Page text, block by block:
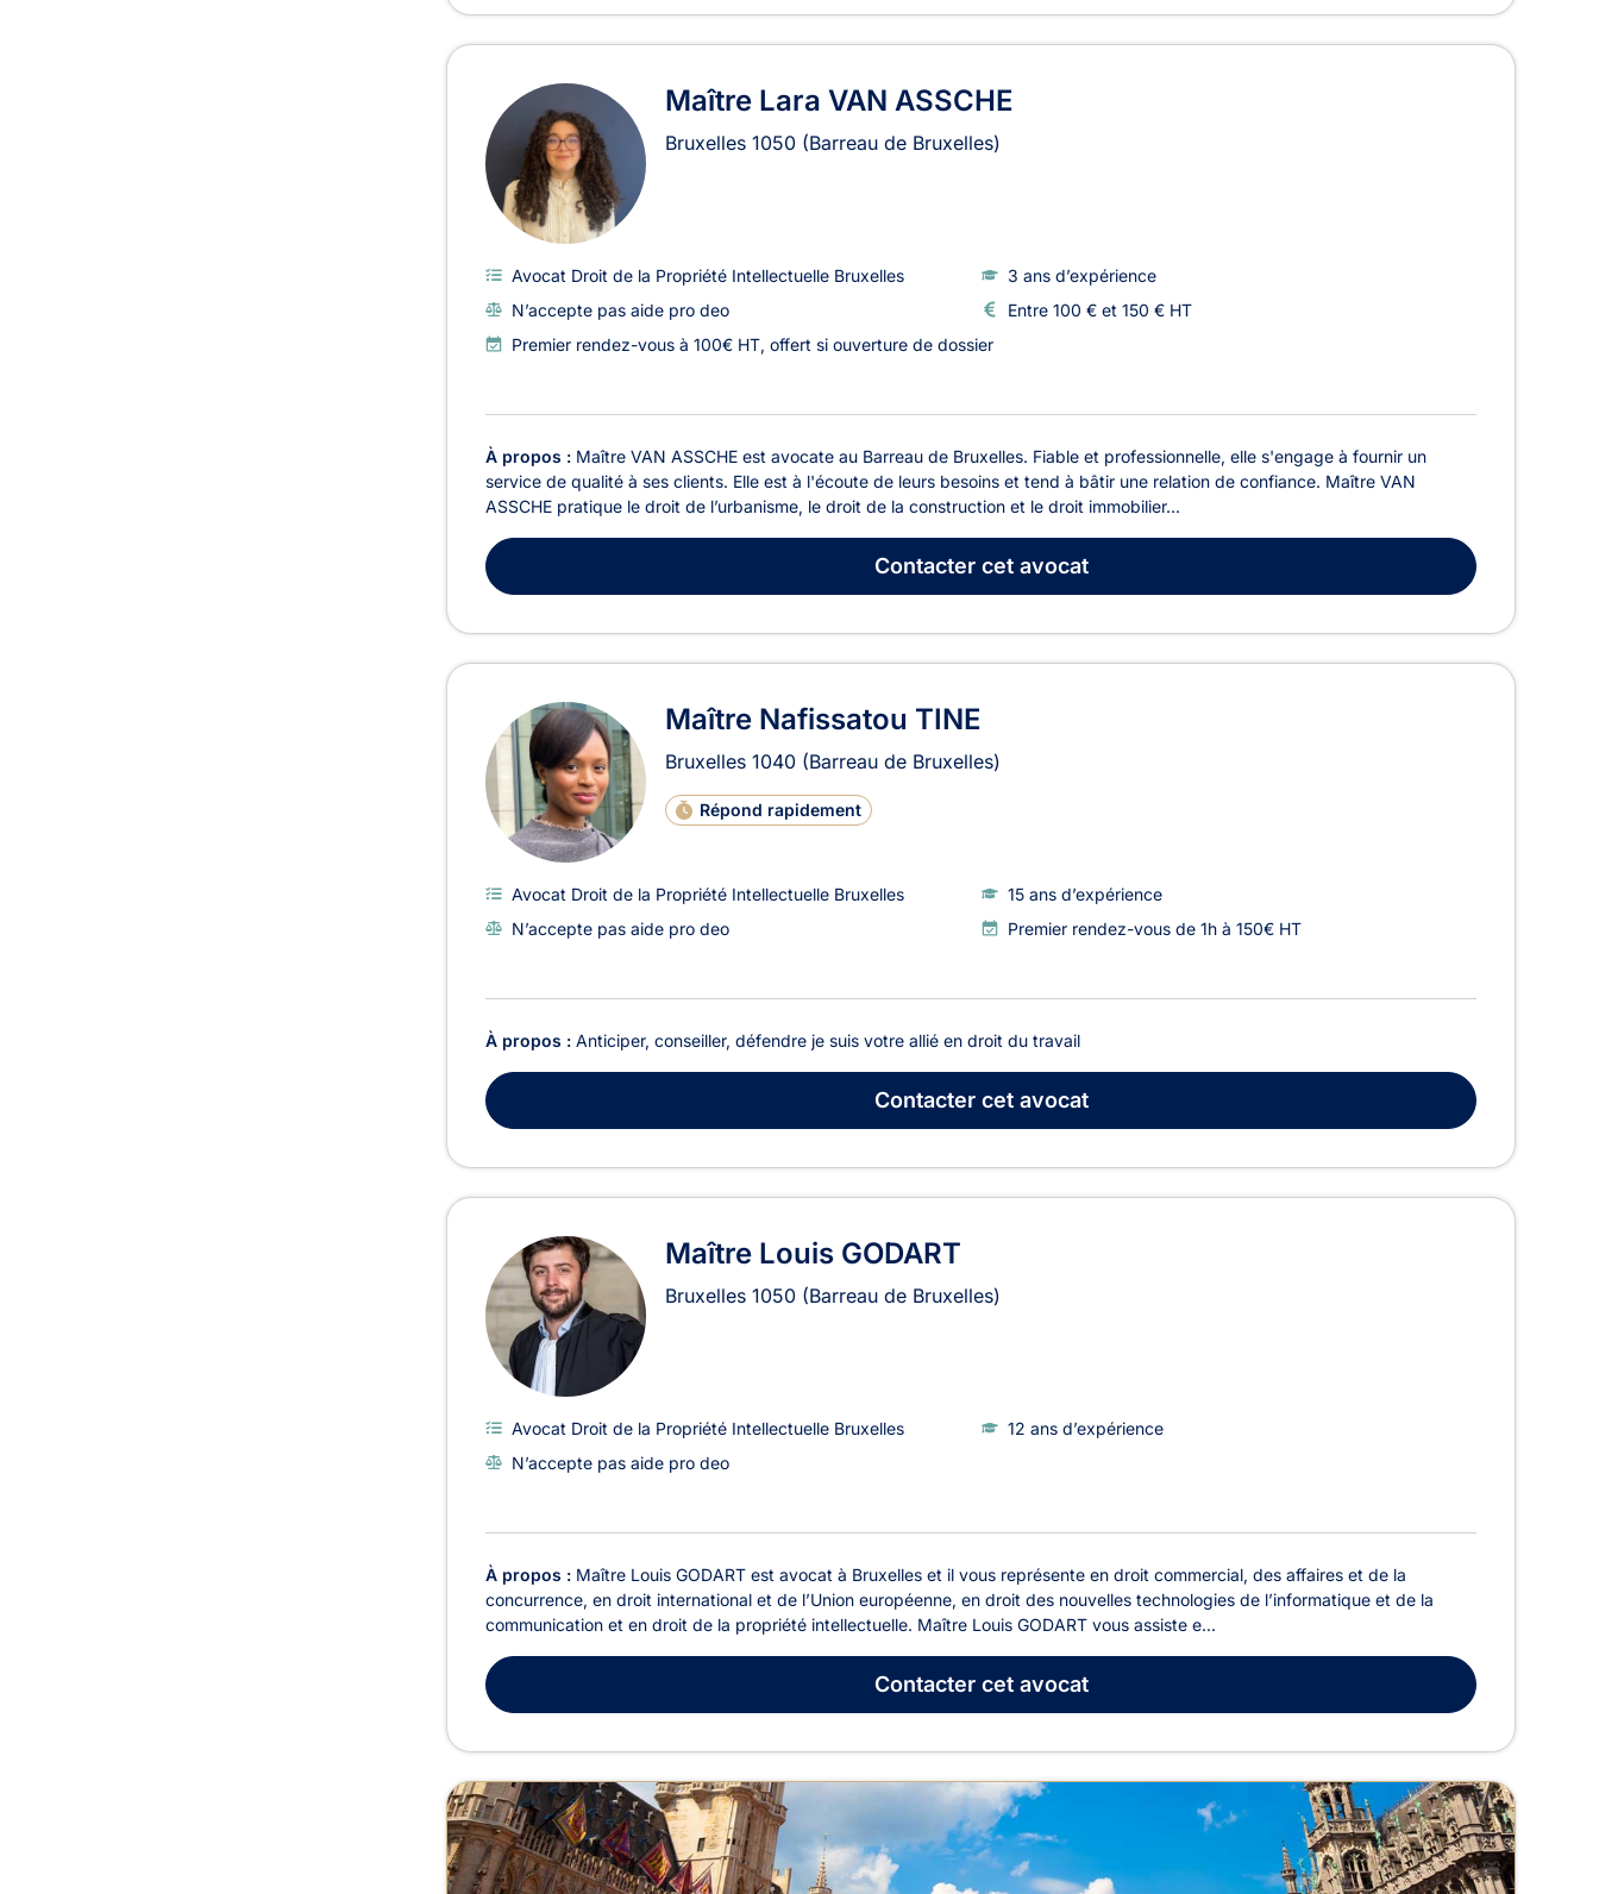
Maître Lara VAN ASSCHE
Bruxelles 1050 (Barreau de Bruxelles)
Avocat Droit de la Propriété Intellectuelle Bruxelles
3 ans d’expérience
N’accepte pas aide pro deo
Entre 100 € et 150 € HT
Premier rendez-vous à 100€ HT, offert si ouverture de dossier
À propos : Maître VAN ASSCHE est avocate au Barreau de Bruxelles. Fiable et professionnelle, elle s'engage à fournir un
service de qualité à ses clients. Elle est à l'écoute de leurs besoins et tend à bâtir une relation de confiance. Maître VAN
ASSCHE pratique le droit de l’urbanisme, le droit de la construction et le droit immobilier...
Contactercet avocat
Maître Nafissatou TINE
Bruxelles 1040 (Barreau de Bruxelles)
Répond rapidement
Avocat Droit de la Propriété Intellectuelle Bruxelles
15 ans d’expérience
N’accepte pas aide pro deo
Premier rendez-vous de 1h à 150€ HT
À propos : Anticiper, conseiller, défendre je suis votre allié en droit du travail
Contactercet avocat
Maître Louis GODART
Bruxelles 1050 (Barreau de Bruxelles)
Avocat Droit de la Propriété Intellectuelle Bruxelles
12 ans d’expérience
N’accepte pas aide pro deo
À propos : Maître Louis GODART est avocat à Bruxelles et il vous représente en droit commercial, des affaires et de la
concurrence, en droit international et de l’Union européenne, en droit des nouvelles technologies de l’informatique et de la
communication et en droit de la propriété intellectuelle. Maître Louis GODART vous assiste e...
Contactercet avocat